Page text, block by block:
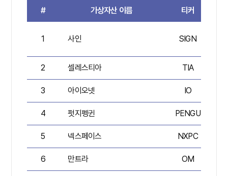
# 가상자산 이름 티커
1 사인 SIGN
2 셀레스티아 TIA
3 아이오넷 IO
4 펏지펭귄 PENGU
5 넥스페이스 NXPC
6 만트라 OM